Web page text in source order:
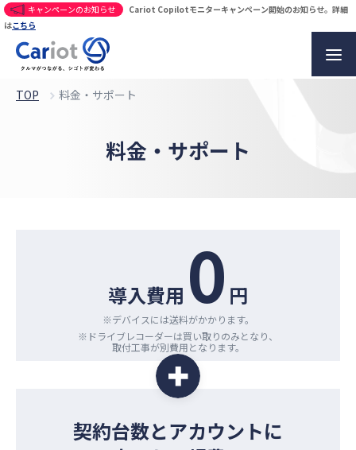
キャンペーンのお知らせ
Cariot Copilotモニターキャンペーン開始のお知らせ。詳細
はこちら
TOP 料金・サポート
料金・サポート
導入費用 0 円
※デバイスには送料がかかります。
※ドライブレコーダーは買い取りのみとなり、
取付工事が別費用となります。
契約台数とアカウントに